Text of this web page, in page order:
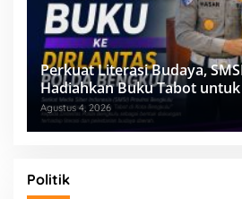
Perkuat Literasi Budaya,
Hadiahkan Buku Tabot
Agustus 4, 2026
Politik